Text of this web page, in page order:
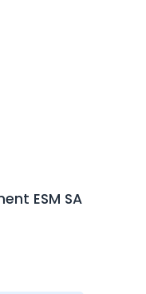
ESM SA